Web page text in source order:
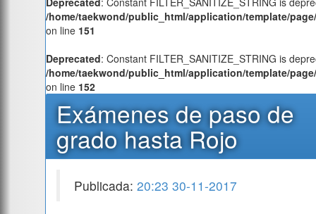
/home/taekwond/public_html/application/template/
on line 151
Deprecated: Constant FILTER_SANITIZE_STRING is
/home/taekwond/public_html/application/template/
on line 152
Exámenes de paso de
grado hasta Rojo
Publicada: 20:23 30-11-2017